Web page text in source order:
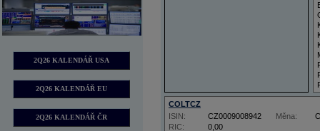
2Q26 KALENDÁŘ USA
2Q26 KALENDÁŘ EU
2Q26 KALENDÁŘ ČR
COLTCZ
RIC: 0,00
ISIN: CZ0009008942 Měna: